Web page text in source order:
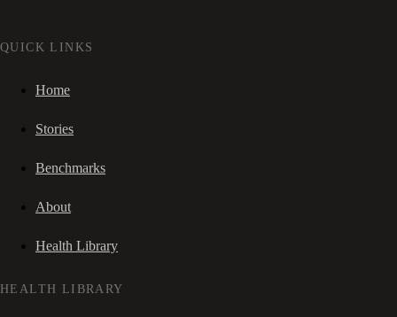
QUICK LINKS
Home
Stories
Benchmarks
About
Health Library
HEALTH LIBRARY